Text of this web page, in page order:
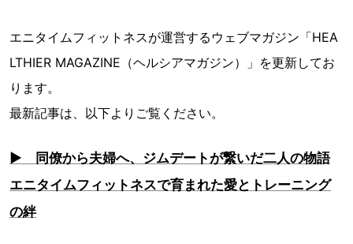
エニタイムフィットネスが運営するウェブマガジン「HEA
LTHIER MAGAZINE（ヘルシアマガジン）」を更新してお
ります。
最新記事は、以下よりご覧ください。
▶ 同僚から夫婦へ、ジムデートが繋いだ二人の物語
エニタイムフィットネスで育まれた愛とトレーニング
の絆